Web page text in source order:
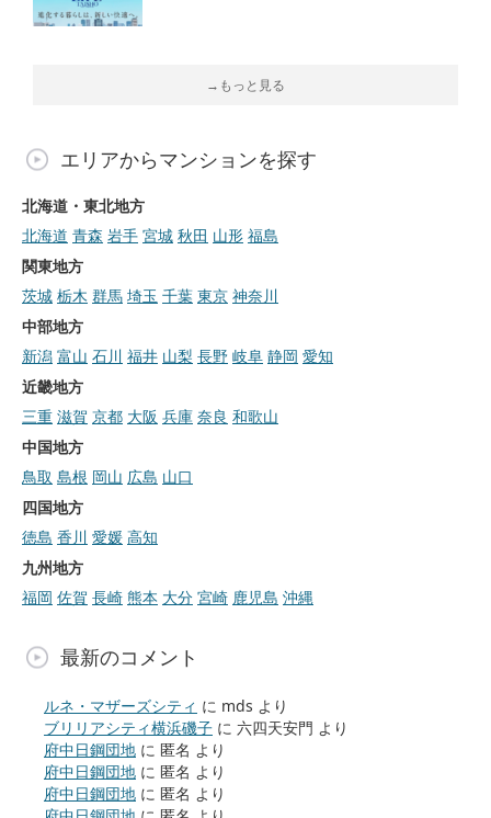
→もっと見る
エリアからマンションを探す
北海道・東北地方
北海道 青森 岩手 宮城 秋田 山形 福島
関東地方
茨城 栃木 群馬 埼玉 千葉 東京 神奈川
中部地方
新潟 富山 石川 福井 山梨 長野 岐阜 静岡 愛知
近畿地方
三重 滋賀 京都 大阪 兵庫 奈良 和歌山
中国地方
鳥取 島根 岡山 広島 山口
四国地方
徳島 香川 愛媛 高知
九州地方
福岡 佐賀 長崎 熊本 大分 宮崎 鹿児島 沖縄
最新のコメント
ルネ・マザーズシティ に mds より
ブリリアシティ横浜磯子 に 六四天安門 より
府中日鋼団地 に 匿名 より
府中日鋼団地 に 匿名 より
府中日鋼団地 に 匿名 より